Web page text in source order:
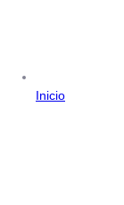
Inicio